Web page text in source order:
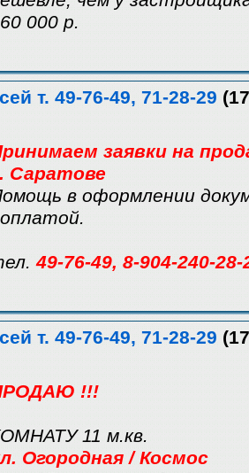
000 р.
т. 49-76-49, 71-28-29
заявки на
Саратове
в оформлении
49-76-49, 8-904-240-28-
т. 49-76-49, 71-28-29
!!!
11 м.кв.
Огородная / Космос